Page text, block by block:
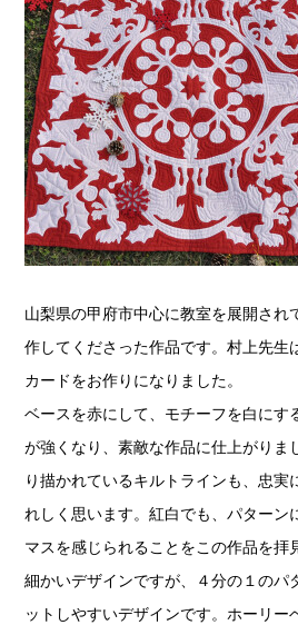
山梨県の甲府市中心に教室を展開され
作してくださった作品です。村上先生
カードをお作りになりました。
ベースを赤にして、モチーフを白にす
が強くなり、素敵な作品に仕上がりま
り描かれているキルトラインも、忠実
れしく思います。紅白でも、パターン
マスを感じられることをこの作品を拝
細かいデザインですが、４分の１のパ
ットしやすいデザインです。ホーリー